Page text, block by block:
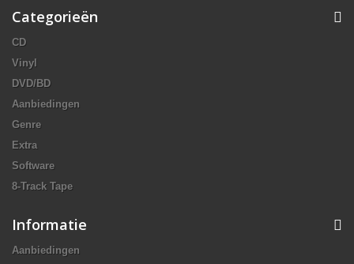
Categorieën
CD
Vinyl
DVD/BD
Aanbiedingen
Genre
Extra
Software
8-Track Tape
Informatie
Aanbiedingen